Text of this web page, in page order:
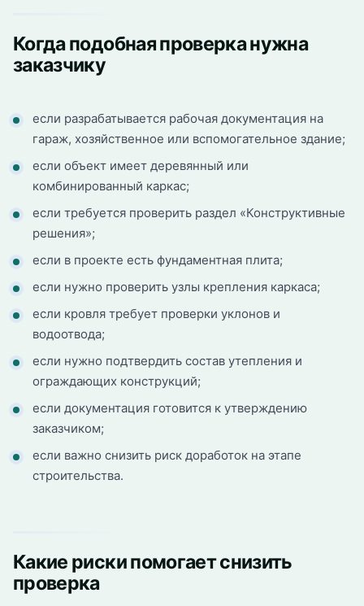
Когда подобная проверка нужна
заказчику
если разрабатывается рабочая документация на
гараж, хозяйственное или вспомогательное здание;
если объект имеет деревянный или
комбинированный каркас;
если требуется проверить раздел «Конструктивные
решения»;
если в проекте есть фундаментная плита;
если нужно проверить узлы крепления каркаса;
если кровля требует проверки уклонов и
водоотвода;
если нужно подтвердить состав утепления и
ограждающих конструкций;
если документация готовится к утверждению
заказчиком;
если важно снизить риск доработок на этапе
строительства.
Какие риски помогает снизить
проверка